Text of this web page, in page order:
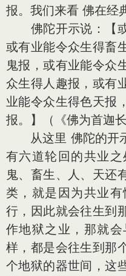
报。我们来看 佛在经
佛陀开示说：【或
或有业能令众生得畜
鬼报，或有业能令众
众生得人趣报，或有
业能令众生得色天报
报。】（《佛为首迦
从这里 佛陀的开
有六道轮回的共业
鬼、畜生、人、天还
类，就是因为共业
行，因此就会往生到
作地狱之业，那就
样，都是会往生到那
个地狱的器世间，这